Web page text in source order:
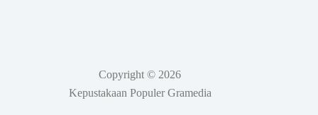
Copyright © 2026
Kepustakaan Populer Gramedia